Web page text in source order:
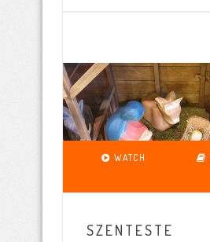
WATCH
SZENTESTE